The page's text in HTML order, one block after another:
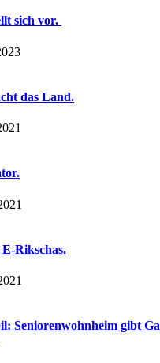
sich vor.
das Land.
Rikschas.
Seniorenwohnheim gibt